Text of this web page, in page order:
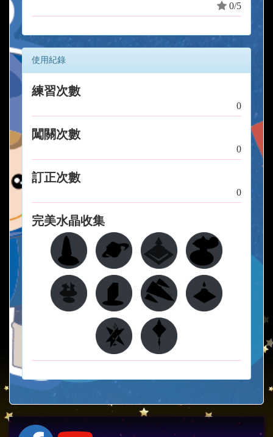
0/5
使用紀錄
練習次數
0
闖關次數
0
訂正次數
0
完美水晶收集